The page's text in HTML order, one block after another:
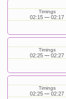
Timings
02:15 02:17
Timings
02:25 02:27
Timings
02:25 02:27